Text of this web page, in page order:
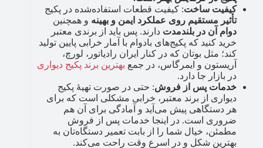
کیفیت ساخت: کیفیت قطعات استفاده‌شده در پکیج
تأثیر مستقیم روی عملکرد ایمن و بهینه و همچنین
دوام آن در بلندمدت دارند. پس باید از برندی معتبر
خرید کنید که پکیج‌های بادوام با آمار خرابی پایین تولید
کند؛ مثل بوتان که در کنار ایران رادیاتور، لورچ،
آریستون و ایمرگاس، در جمع بهترین برند پکیج دیواری
در بازار جا دارد.
خدمات پس از فروش: حتی در صورت تهیۀ پکیج
دیواری از برند معتبر، خرابی مشکلی است که برای
هر دستگاهی پیش می‌آید و آمادگی برای آن هم
ضروری است. در اینجا خدمات پس از فروش
مطمئن، خیال شما را از بابت تعمیر دستگاه‌تان به
بهترین شکل و در اسرع وقت راحت می‌کند.